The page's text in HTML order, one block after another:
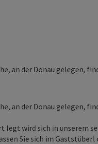
an der Donau gelegen,
an der Donau gelegen,
legt wird sich in unserem
Sie sich im